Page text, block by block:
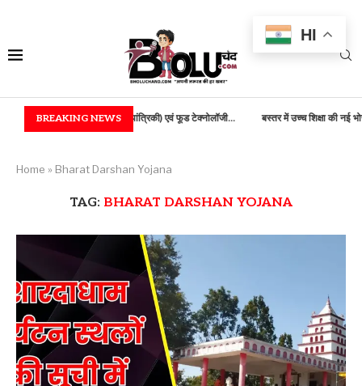
BREAKING NEWS
में B.TECH (कृषि अभियांत्रिकी) एवं फूड टेक्नोलॉजी... बस्तर में उच्च शिक्षा की नई भोर, 100...
Home » Bharat Darshan Yojana
TAG: BHARAT DARSHAN YOJANA
HI